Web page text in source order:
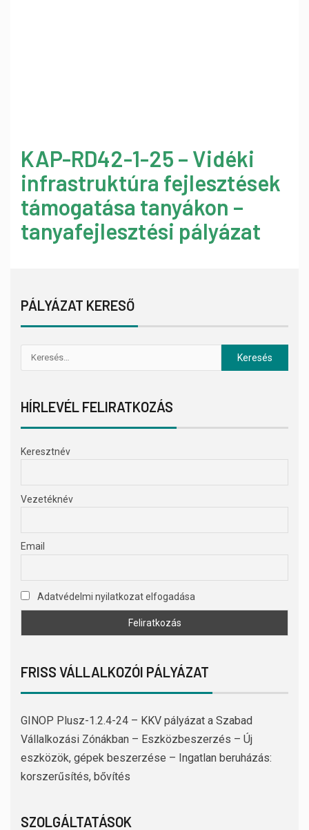
KAP-RD42-1-25 – Vidéki
infrastruktúra fejlesztések
támogatása tanyákon –
tanyafejlesztési pályázat
PÁLYÁZAT KERESŐ
HÍRLEVÉL FELIRATKOZÁS
Keresztnév
Vezetéknév
Email
Adatvédelmi nyilatkozat elfogadása
FRISS VÁLLALKOZÓI PÁLYÁZAT
GINOP Plusz-1.2.4-24 – KKV pályázat a Szabad
Vállalkozási Zónákban – Eszközbeszerzés – Új
eszközök, gépek beszerzése – Ingatlan beruházás:
korszerűsítés, bővítés
SZOLGÁLTATÁSOK